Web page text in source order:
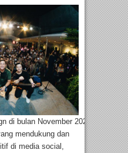
di bulan November 2021 dengan
mendukung dan
di media social,